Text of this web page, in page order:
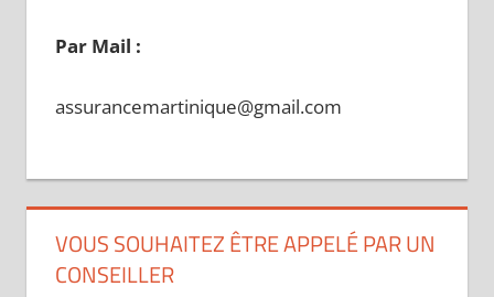
Par Mail :
assurancemartinique@gmail.com
VOUS SOUHAITEZ ÊTRE APPELÉ PAR UN
CONSEILLER